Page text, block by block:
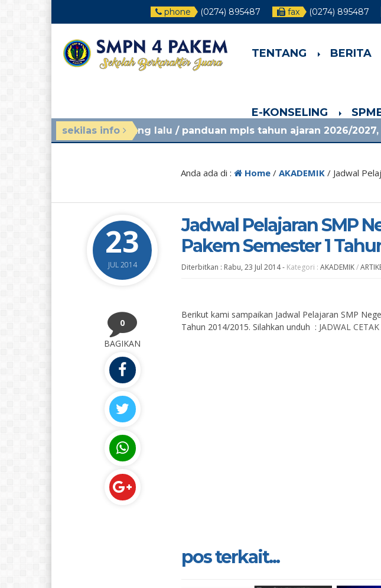
phone (0274) 895487 fax (0274) 895487
TENTANG BERITA
E-KONSELING
sekilas info
4 minggu yang lalu/ panduan mpls tahun ajaran 2026/2027, lihat di
Anda ada di : Home/ AKADEMIK/ Jadwal
23
JUL 2014
Jadwal Pelajaran SMP
Pakem Semester 1
Diterbitkan : Rabu, 23 Jul 2014- Kategori : AKADEMIK/
0
BAGIKAN
Berikut kami sampaikan Jadwal Pelajaran SMP
Tahun 2014/2015. Silahkan unduh : JADWAL
pos terkait...